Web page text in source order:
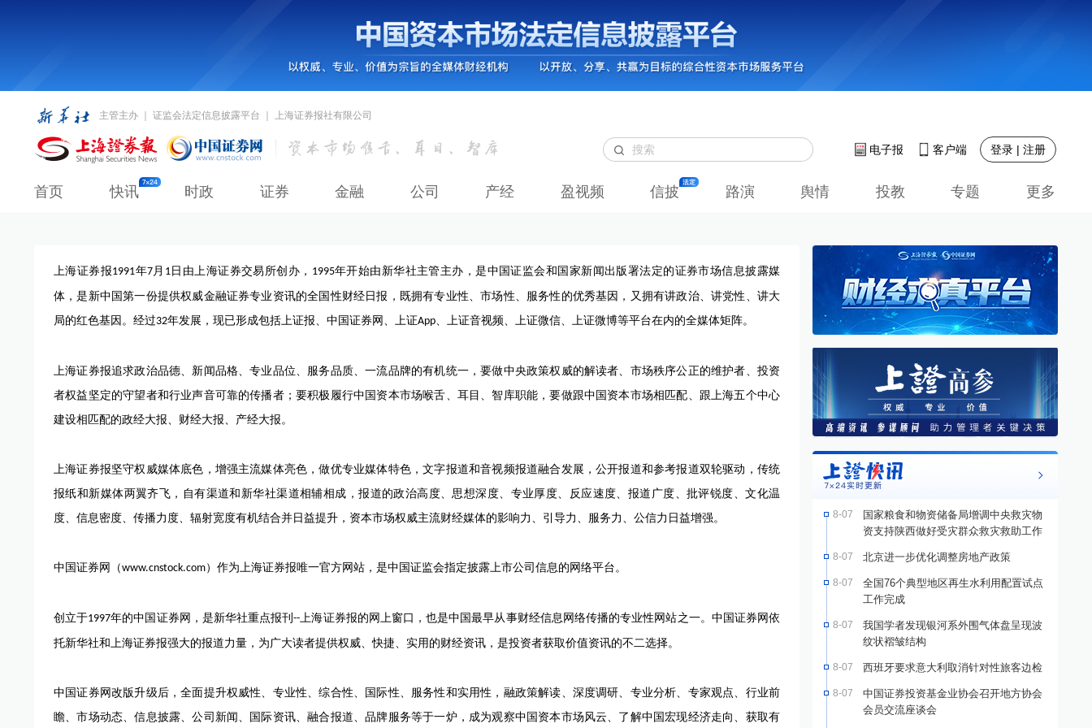
主管主办 ｜ 证监会法定信息披露平台 ｜ 上海证券报社有限公司
电子报 客户端 登录 | 注册
首页 快讯 时政 证券 金融 公司 产经 盈视频 信披 路演 舆情 投教 专题 更多
上海证券报1991年7月 1日由上海证券交易所创办， 1995年开始由新华社主管主办，是中国证监会和国家新闻出版署法定的证券市场信息披露媒
体，是新中国第一份提供权威金融证券专业资讯的全国性财经日报，既拥有专业性、市场性、服务性的优秀基因，又拥有讲政治、讲党性、讲大
局的红色基因。经过32年发展，现已形成包括上证报、中国证券网、上证App、上证音视频、上证微信、上证微博等平台在内的全媒体矩阵。
上海证券报追求政治品德、新闻品格、专业品位、服务品质、一流品牌的有机统一，要做中央政策权威的解读者、市场秩序公正的维护者、投资
者权益坚定的守望者和行业声音可靠的传播者；要积极履行中国资本市场喉舌、耳目、智库职能，要做跟中国资本市场相匹配、跟上海五个中心
建设相匹配的政经大报、财经大报、产经大报。
上海证券报坚守权威媒体底色，增强主流媒体亮色，做优专业媒体特色，文字报道和音视频报道融合发展，公开报道和参考报道双轮驱动，传统
报纸和新媒体两翼齐飞，自有渠道和新华社渠道相辅相成，报道的政治高度、思想深度、专业厚度、反应速度、报道广度、批评锐度、文化温
度、信息密度、传播力度、辐射宽度有机结合并日益提升，资本市场权威主流财经媒体的影响力、引导力、服务力、公信力日益增强。
中国证券网（www.cnstock.com）作为上海证券报唯一官方网站，是中国证监会指定披露上市公司信息的网络平台。
创立于1997年的中国证券网，是新华社重点报刊--上海证券报的网上窗口，也是中国最早从事财经信息网络传播的专业性网站之一。中国证券网依
托新华社和上海证券报强大的报道力量，为广大读者提供权威、快捷、实用的财经资讯，是投资者获取价值资讯的不二选择。
中国证券网改版升级后，全面提升权威性、专业性、综合性、国际性、服务性和实用性，融政策解读、深度调研、专业分析、专家观点、行业前
瞻、市场动态、信息披露、公司新闻、国际资讯、融合报道、品牌服务等于一炉，成为观察中国资本市场风云、了解中国宏现经济走向、获取有
8-07
国家粮食和物资储备局增调中央救灾物
资支持陕西做好受灾群众救灾救助工作
8-07 北京进一步优化调整房地产政策
8-07
全国76个典型地区再生水利用配置试点
工作完成
8-07
我国学者发现银河系外围气体盘呈现波
纹状褶皱结构
8-07 西班牙要求意大利取消针对性旅客边检
8-07
中国证券投资基金业协会召开地方协会
会员交流座谈会